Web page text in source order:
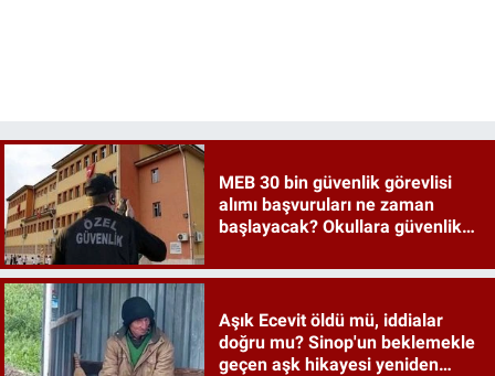
MEB 30 bin güvenlik görevlisi
alımı başvuruları ne zaman
başlayacak? Okullara güvenlik
Aşık Ecevit öldü mü, iddialar
doğru mu? Sinop'un beklemekle
geçen aşk hikayesi yeniden